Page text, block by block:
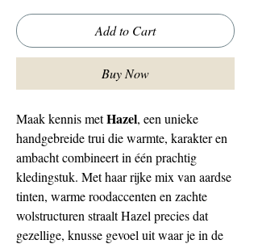
Add to Cart
Buy Now
Maak kennis metHazel, een unieke
handgebreide trui die warmte, karakter en
ambacht combineert in één prachtig
kledingstuk. Met haar rijke mix van aardse
tinten, warme roodaccenten en zachte
wolstructuren straalt Hazel precies dat
gezellige, knusse gevoel uit waar je in de